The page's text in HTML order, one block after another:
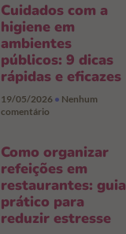
Cuidados com a
higiene em
ambientes
públicos: 9 dicas
rápidas e eficazes
19/05/2026
Nenhum
comentário
Como organizar
refeições em
restaurantes: guia
prático para
reduzir estresse